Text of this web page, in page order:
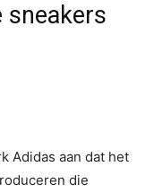
sneakers
Adidas aan dat het
die